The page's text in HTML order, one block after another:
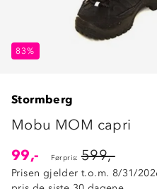
83%
Stormberg
Mobu MOM capri
99,-
Førpris: 599,-
Prisen gjelder t.o.m. 8/31/